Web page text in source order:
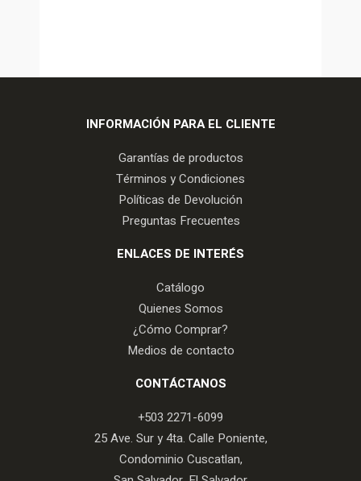
INFORMACIÓN PARA EL CLIENTE
Garantías de productos
Términos y Condiciones
Políticas de Devolución
Preguntas Frecuentes
ENLACES DE INTERÉS
Catálogo
Quienes Somos
¿Cómo Comprar?
Medios de contacto
CONTÁCTANOS
+503 2271-6099
25 Ave. Sur y 4ta. Calle Poniente,
Condominio Cuscatlan,